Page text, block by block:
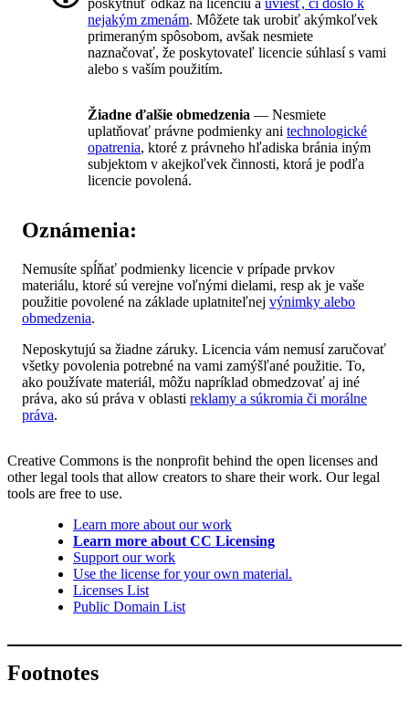
poskytnúť odkaz na licenciu a uviesť, či došlo k
nejakým zmenám. Môžete tak urobiť akýmkoľvek
primeraným spôsobom, avšak nesmiete
naznačovať, že poskytovateľ licencie súhlasí s vami
alebo s vaším použitím.
Žiadne ďalšie obmedzenia — Nesmiete
uplatňovať právne podmienky ani technologické
opatrenia, ktoré z právneho hľadiska bránia iným
subjektom v akejkoľvek činnosti, ktorá je podľa
licencie povolená.
Oznámenia:
Nemusíte spĺňať podmienky licencie v prípade prvkov
materiálu, ktoré sú verejne voľnými dielami, resp ak je vaše
použitie povolené na základe uplatniteľnej výnimky alebo
obmedzenia.
Neposkytujú sa žiadne záruky. Licencia vám nemusí zaručovať
všetky povolenia potrebné na vami zamýšľané použitie. To,
ako používate materiál, môžu napríklad obmedzovať aj iné
práva, ako sú práva v oblasti reklamy a súkromia či morálne
práva.
Creative Commons is the nonprofit behind the open licenses and
other legal tools that allow creators to share their work. Our legal
tools are free to use.
Learn more about our work
Learn more about CC Licensing
Support our work
Use the license for your own material.
Licenses List
Public Domain List
Footnotes